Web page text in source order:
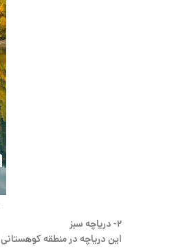
۲- دریاچه سبز
این دریاچه در منطقه کوهستانی Adjara، در گوشه جنوب غربی کشور، شهرداری خلو واقع شده است.